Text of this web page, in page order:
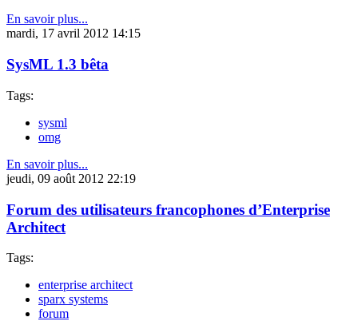
En savoir plus...
mardi, 17 avril 2012 14:15
SysML 1.3 bêta
Tags:
sysml
omg
En savoir plus...
jeudi, 09 août 2012 22:19
Forum des utilisateurs francophones d’Enterprise
Architect
Tags:
enterprise architect
sparx systems
forum